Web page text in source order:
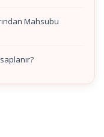
Mahsubu